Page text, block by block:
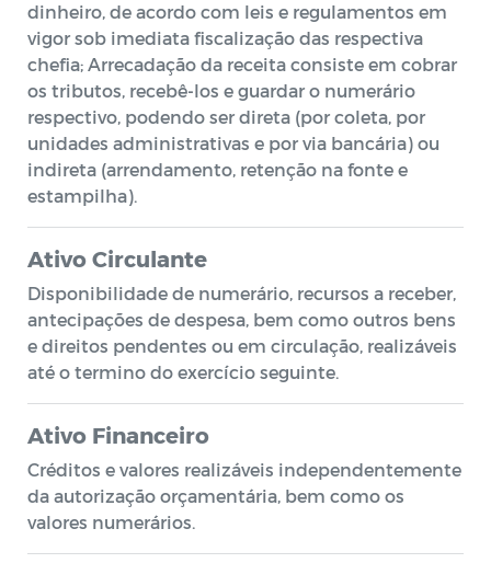
dinheiro, de acordo com leis e regulamentos em
vigor sob imediata fiscalização das respectiva
chefia; Arrecadação da receita consiste em cobrar
os tributos, recebê-los e guardar o numerário
respectivo, podendo ser direta (por coleta, por
unidades administrativas e por via bancária) ou
indireta (arrendamento, retenção na fonte e
estampilha).
Ativo Circulante
Disponibilidade de numerário, recursos a receber,
antecipações de despesa, bem como outros bens
e direitos pendentes ou em circulação, realizáveis
até o termino do exercício seguinte.
Ativo Financeiro
Créditos e valores realizáveis independentemente
da autorização orçamentária, bem como os
valores numerários.